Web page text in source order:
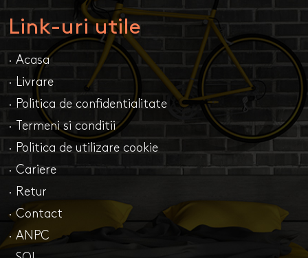
Link-uri utile
· Acasa
· Livrare
· Politica de confidentialitate
· Termeni si conditii
· Politica de utilizare cookie
· Cariere
· Retur
· Contact
· ANPC